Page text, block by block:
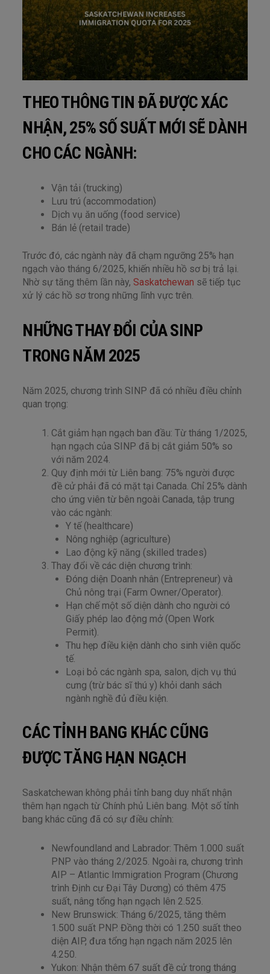
THEO THÔNG TIN ĐÃ ĐƯỢC XÁC
NHẬN, 25% SỐ SUẤT MỚI SẼ DÀNH
CHO CÁC NGÀNH:
Vận tải (trucking)
Lưu trú (accommodation)
Dịch vụ ăn uống (food service)
Bán lẻ (retail trade)
Trước đó, các ngành này đã chạm ngưỡng 25% hạn
ngạch vào tháng 6/2025, khiến nhiều hồ sơ bị trả lại.
Nhờ sự tăng thêm lần này,Saskatchewan sẽ tiếp tục
xử lý các hồ sơ trong những lĩnh vực trên.
NHỮNG THAY ĐỔI CỦA SINP
TRONG NĂM 2025
Năm 2025, chương trình SINP đã có nhiều điều chỉnh
quan trọng:
Cắt giảm hạn ngạch ban đầu: Từ tháng 1/2025,
hạn ngạch của SINP đã bị cắt giảm 50% so
với năm 2024.
Quy định mới từ Liên bang: 75% người được
đề cử phải đã có mặt tại Canada. Chỉ 25% dành
cho ứng viên từ bên ngoài Canada, tập trung
vào các ngành:
Y tế (healthcare)
Nông nghiệp (agriculture)
Lao động kỹ năng (skilled trades)
Thay đổi về các diện chương trình:
Đóng diện Doanh nhân (Entrepreneur) và
Chủ nông trại (Farm Owner/Operator).
Hạn chế một số diện dành cho người có
Giấy phép lao động mở (Open Work
Permit).
Thu hẹp điều kiện dành cho sinh viên quốc
tế.
Loại bỏ các ngành spa, salon, dịch vụ thú
cưng (trừ bác sĩ thú y) khỏi danh sách
ngành nghề đủ điều kiện.
CÁC TỈNH BANG KHÁC CŨNG
ĐƯỢC TĂNG HẠN NGẠCH
Saskatchewan không phải tỉnh bang duy nhất nhận
thêm hạn ngạch từ Chính phủ Liên bang. Một số tỉnh
bang khác cũng đã có sự điều chỉnh:
Newfoundland and Labrador: Thêm 1.000 suất
PNP vào tháng 2/2025. Ngoài ra, chương trình
AIP – Atlantic Immigration Program (Chương
trình Định cư Đại Tây Dương) có thêm 475
suất, nâng tổng hạn ngạch lên 2.525.
New Brunswick: Tháng 6/2025, tăng thêm
1.500 suất PNP. Đồng thời có 1.250 suất theo
diện AIP, đưa tổng hạn ngạch năm 2025 lên
4.250.
Yukon: Nhận thêm 67 suất đề cử trong tháng